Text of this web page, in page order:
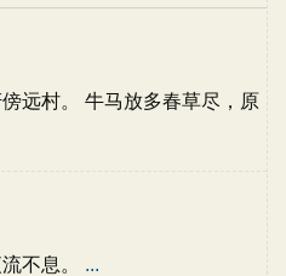
老师 母亲 友情
忧国忧民
咏史怀古
首 宋词三百首
远村。 牛马放多春草尽，原
不息。 ...